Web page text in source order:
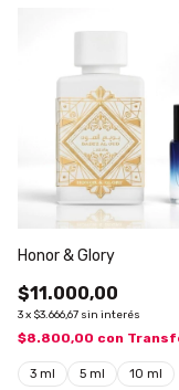
Honor & Glory
$11.000,00
3x $3.666,67 sin interés
$8.800,00 con
3 ml 5 ml 10 ml